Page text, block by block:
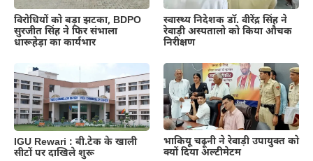
विरोधियों को बड़ा झटका, BDPO
सुरजीत सिंह ने फिर संभाला
धारूहेड़ा का कार्यभार
स्वास्थ्य निदेशक डॉ. वीरेंद्र सिंह ने
रेवाड़ी अस्पतालो को किया औचक
निरीक्षण
IGU Rewari : बी.टेक के खाली
सीटों पर दाखिले शुरू
भाकियू चढ़ूनी ने रेवाड़ी उपायुक्त को
क्यों दिया अल्टीमेटम